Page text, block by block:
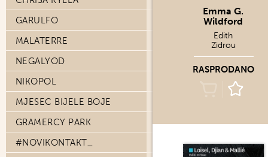
GARULFO
MALATERRE
NEGALYOD
NIKOPOL
MJESEC BIJELE BOJE
GRAMERCY PARK
#NOVIKONTAKT_
Emma G.
Wildford
Edith
Zidrou
RASPRODANO